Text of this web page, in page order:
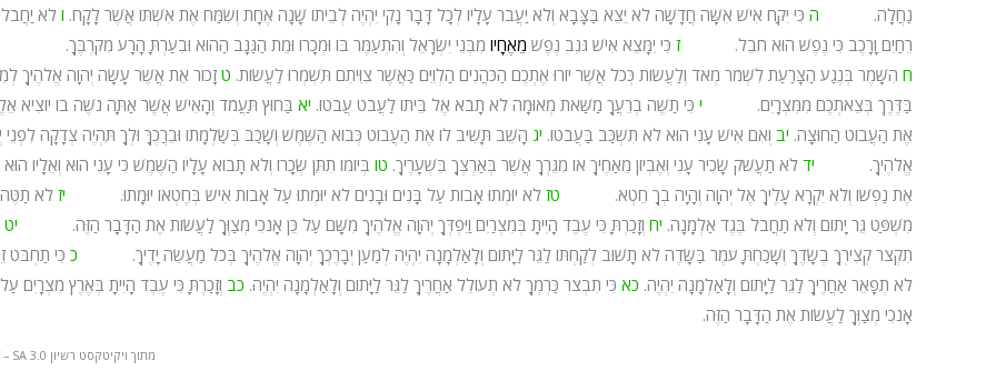
נַחֲלָה. ה כִּי יִקַּח אִישׁ אִשָּׁה חֲדָשָׁה לֹא יֵצֵא בַּצָּבָא וְלֹא יַעֲבֹר עָלָיו לְכָל דָּבָר נָקִי יִהְיֶה לְבֵיתוֹ שָׁנָה אֶחָת וְשִׂמַּח אֶת אִשְׁתּוֹ אֲשֶׁר לָקָח. ו לֹא יַחֲבֹל
רֵחַיִם וָרָכֶב כִּי נֶפֶשׁ הוּא חֹבֵל.ז כִּי יִמָּצֵא אִישׁ גֹּנֵב נֶפֶשׁ מֵאֶחָיו מִבְּנֵי יִשְׂרָאֵל וְהִתְעַמֶּר בּוֹ וּמְכָרוֹ וּמֵת הַגַּנָּב הַהוּא וּבִעַרְתָּ הָרָע מִקִּרְבֶּךָ.
ח הִשָּׁמֶר בְּנֶגַע הַצָּרַעַת לִשְׁמֹר מְאֹד וְלַעֲשׂוֹת כְּכֹל אֲשֶׁר יוֹרוּ אֶתְכֶם הַכֹּהֲנִים הַלְוִיִּם כַּאֲשֶׁר צִוִּיתִם תִּשְׁמְרוּ לַעֲשׂוֹת. ט זָכוֹר אֵת אֲשֶׁר עָשָׂה יְהוָה אֱלֹהֶיךָ
בַּדֶּרֶךְ בְּצֵאתְכֶם מִמִּצְרָיִם. י כִּי תַשֶּׁה בְרֵעֲךָ מַשַּׁאת מְאוּמָה לֹא תָבֹא אֶל בֵּיתוֹ לַעֲבֹט עֲבֹטוֹ. יא בַּחוּץ תַּעֲמֹד וְהָאִישׁ אֲשֶׁר אַתָּה נֹשֶׁה בוֹ יוֹצִיא
אֶת הַעֲבוֹט הַחוּצָה. יב וְאִם אִישׁ עָנִי הוּא לֹא תִשְׁכַּב בַּעֲבֹטוֹ. יג הָשֵׁב תָּשִׁיב לוֹ אֶת הַעֲבוֹט כְּבוֹא הַשֶּׁמֶשׁ וְשָׁכַב בְּשַׂלְמָתוֹ וּבֵרֲכֶךָּ וּלְךָ תִּהְיֶה צְדָקָה לִפְנֵי
אֱלֹהֶיךָ.
יד לֹא תַעֲשֹׁק שָׂכִיר עָנִי וְאֶבְיוֹן מֵאַחֶיךָ אוֹ מִגֵּרְךָ אֲשֶׁר בְּאַרְצְךָ בִּשְׁעָרֶיךָ. טו בְּיוֹמוֹ תִתֵּן שְׂכָרוֹ וְלֹא תָבוֹא עָלָיו הַשֶּׁמֶשׁ כִּי עָנִי הוּא וְאֵלָיו
אֶת נַפְשׁוֹ וְלֹא יִקְרָא עָלֶיךָ אֶל יְהוָה וְהָיָה בְךָ חֵטְא. טז לֹא יוּמְתוּ אָבוֹת עַל בָּנִים וּבָנִים לֹא יוּמְתוּ עַל אָבוֹת אִישׁ בְּחֶטְאוֹ יוּמָתוּ. יז לֹא תַטֶּה
מִשְׁפַּט גֵּר יָתוֹם וְלֹא תַחֲבֹל בֶּגֶד אַלְמָנָה. יח וְזָכַרְתָּ כִּי עֶבֶד הָיִיתָ בְּמִצְרַיִם וַיִּפְדְּךָ יְהוָה אֱלֹהֶיךָ מִשָּׁם עַל כֵּן אָנֹכִי מְצַוְּךָ לַעֲשׂוֹת אֶת הַדָּבָר הַזֶּה. יט
תִקְצֹר קְצִירְךָ בְשָׂדֶךָ וְשָׁכַחְתָּ עֹמֶר בַּשָּׂדֶה לֹא תָשׁוּב לְקַחְתּוֹ לַגֵּר לַיָּתוֹם וְלָאַלְמָנָה יִהְיֶה לְמַעַן יְבָרֶכְךָ יְהוָה אֱלֹהֶיךָ בְּכֹל מַעֲשֵׂה יָדֶיךָ. כ כִּי תַחְבֹּט
לֹא תְפָאֵר אַחֲרֶיךָ לַגֵּר לַיָּתוֹם וְלָאַלְמָנָה יִהְיֶה. כא כִּי תִבְצֹר כַּרְמְךָ לֹא תְעוֹלֵל אַחֲרֶיךָ לַגֵּר לַיָּתוֹם וְלָאַלְמָנָה יִהְיֶה. כב וְזָכַרְתָּ כִּי עֶבֶד הָיִיתָ בְּאֶרֶץ מִצְרָיִם עַל
אָנֹכִי מְצַוְּךָ לַעֲשׂוֹת אֶת הַדָּבָר הַזֶּה.
מתוך ויקיטקסט רשיון CC BY – SA 3.0